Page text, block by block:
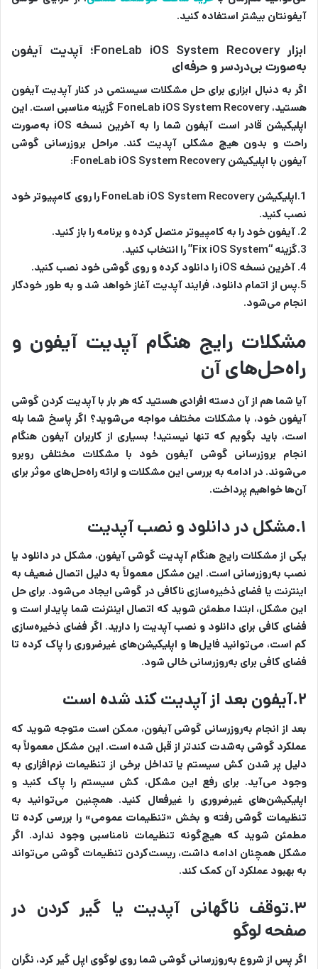
آیفونتان بیشتر استفاده کنید.
ابزار FoneLab iOS System Recovery؛ آپدیت آیفون
به‌صورت بی‌دردسر و حرفه‌ای
اگر به دنبال ابزاری برای حل مشکلات سیستمی در کنار آپدیت آیفون
هستید، FoneLab iOS System Recovery گزینه مناسبی است. این
اپلیکیشن قادر است آیفون شما را به آخرین نسخه iOS به‌صورت
راحت و بدون هیچ مشکلی آپدیت کند. مراحل بروزرسانی گوشی
آیفون با اپلیکیشن FoneLab iOS System Recovery:
1.اپلیکیشن FoneLab iOS System Recovery را روی کامپیوتر خود
نصب کنید.
2. آیفون خود را به کامپیوتر متصل کرده و برنامه را باز کنید.
3.گزینه “Fix iOS System” را انتخاب کنید.
4. آخرین نسخه iOS را دانلود کرده و روی گوشی خود نصب کنید.
5.پس از اتمام دانلود، فرایند آپدیت آغاز خواهد شد و به طور خودکار
انجام می‌شود.
مشکلات رایج هنگام آپدیت آیفون و
راه‌حل‌های آن
آیا شما هم از آن دسته افرادی هستید که هر بار با آپدیت کردن گوشی
آیفون خود، با مشکلات مختلف مواجه می‌شوید؟ اگر پاسخ شما بله
است، باید بگویم که تنها نیستید! بسیاری از کاربران آیفون هنگام
انجام بروزرسانی گوشی آیفون خود با مشکلات مختلفی روبرو
می‌شوند. در ادامه به بررسی این مشکلات و ارائه راه‌حل‌های موثر برای
آن‌ها خواهیم پرداخت.
۱.مشکل در دانلود و نصب آپدیت
یکی از مشکلات رایج هنگام آپدیت گوشی آیفون، مشکل در دانلود یا
نصب به‌روزرسانی است. این مشکل معمولاً به دلیل اتصال ضعیف به
اینترنت یا فضای ذخیره‌سازی ناکافی در گوشی ایجاد می‌شود. برای حل
این مشکل، ابتدا مطمئن شوید که اتصال اینترنت شما پایدار است و
فضای کافی برای دانلود و نصب آپدیت را دارید. اگر فضای ذخیره‌سازی
کم است، می‌توانید فایل‌ها و اپلیکیشن‌های غیرضروری را پاک کرده تا
فضای کافی برای به‌روزرسانی خالی شود.
۲.آیفون بعد از آپدیت کند شده است
بعد از انجام به‌روزرسانی گوشی آیفون، ممکن است متوجه شوید که
عملکرد گوشی به‌شدت کندتر از قبل شده است. این مشکل معمولاً به
دلیل پر شدن کش سیستم یا تداخل برخی از تنظیمات نرم‌افزاری به
وجود می‌آید. برای رفع این مشکل، کش سیستم را پاک کنید و
اپلیکیشن‌های غیرضروری را غیرفعال کنید. همچنین می‌توانید به
تنظیمات گوشی رفته و بخش «تنظیمات عمومی» را بررسی کرده تا
مطمئن شوید که هیچ‌گونه تنظیمات نامناسبی وجود ندارد. اگر
مشکل همچنان ادامه داشت، ریست‌کردن تنظیمات گوشی می‌تواند
به بهبود عملکرد آن کمک کند.
۳.توقف ناگهانی آپدیت یا گیر کردن در
صفحه لوگو
اگر پس از شروع به‌روزرسانی گوشی شما روی لوگوی اپل گیر کرد، نگران